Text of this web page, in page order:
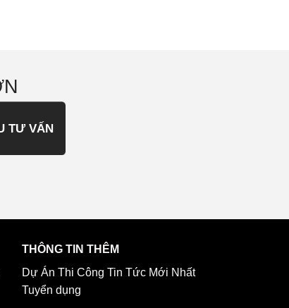
TƯ VẤN
THÔNG TIN THÊM
Dự Án Thi Công Tin Tức Mới Nhất
Tuyển dụng